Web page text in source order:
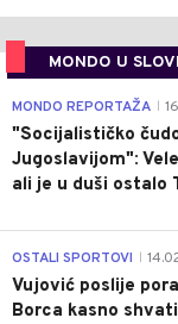
MONDO U
MONDO REPORTAŽA
"Socijalističko
Jugoslavijom":
ali je u duši ostalo
OSTALI SPORTOVI
Vujović poslije
Borca kasno